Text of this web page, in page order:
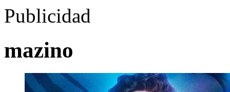
Publicidad
mazino